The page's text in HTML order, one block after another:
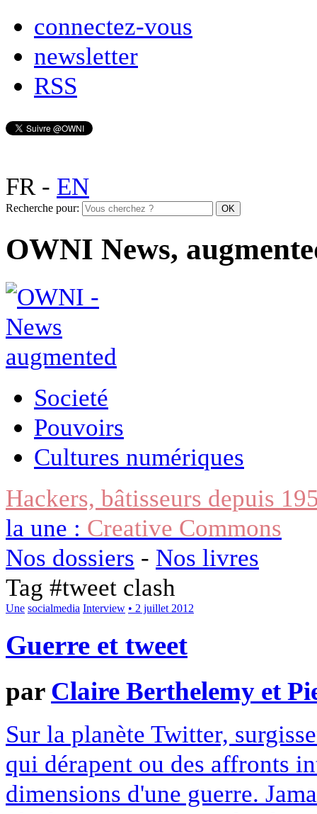
connectez-vous
newsletter
RSS
FR- EN
Recherche pour:
OWNI News,
Societé
Pouvoirs
Cultures numériques
Hackers, bâtisseurs depuis
la une : Creative Commons
Nos dossiers - Nos livres
Tag #tweet clash
Une socialmedia Interview • 2 juillet 2012
Guerre et tweet
par Claire Berthelemy et
Sur la planète Twitter,
qui dérapent ou des affronts
dimensions d'une guerre.